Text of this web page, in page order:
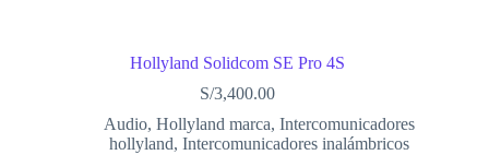
Hollyland Solidcom SE Pro 4S
S/3,400.00
Audio, Hollyland marca, Intercomunicadores
hollyland, Intercomunicadores inalámbricos